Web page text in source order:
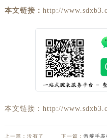
本文链接： http://
本文链接：http://
上一篇：没有了 下一篇：帝舵手表